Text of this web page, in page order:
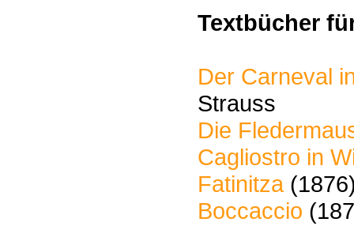
Textbücher
Der Carneval
Strauss
Die
Cagliostro in
Fatinitza
Boccaccio